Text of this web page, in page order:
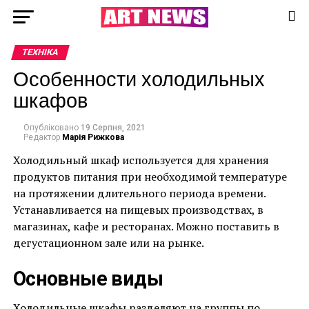
ТЕХНІКА
Особенности холодильных
шкафов
Опубліковано 19 Серпня, 2021
Редактор Марія Рижкова
Холодильный шкаф используется для хранения
продуктов питания при необходимой температуре
на протяжении длительного периода времени.
Устанавливается на пищевых производствах, в
магазинах, кафе и ресторанах. Можно поставить в
дегустационном зале или на рынке.
Основные виды